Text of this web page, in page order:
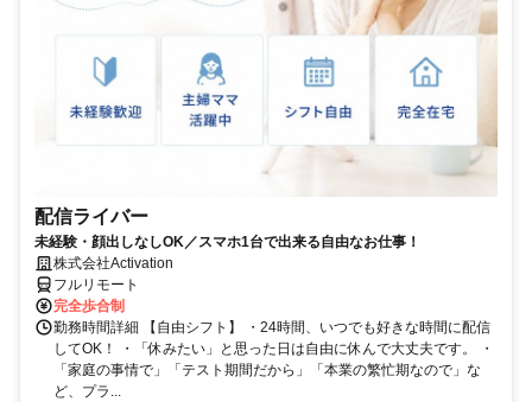
配信ライバー
未経験・顔出しなしOK／スマホ1台で出来る自由なお仕事！
株式会社Activation
フルリモート
完全歩合制
勤務時間詳細 【自由シフト】 ・24時間、いつでも好きな時間に配信
してOK！ ・「休みたい」と思った日は自由に休んで大丈夫です。 ・
「家庭の事情で」「テスト期間だから」「本業の繁忙期なので」な
ど、プラ...